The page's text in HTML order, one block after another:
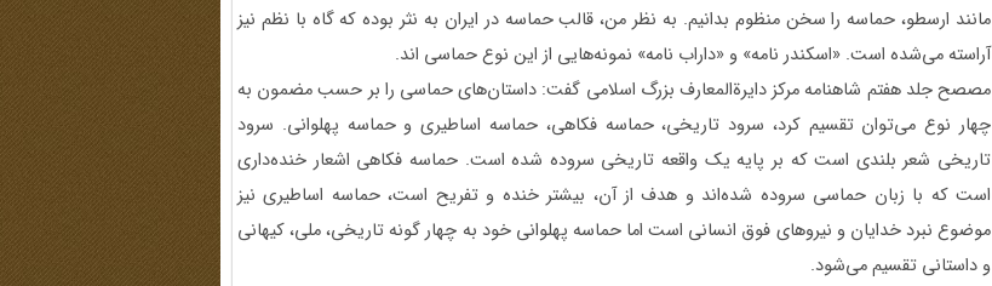
مانند ارسطو، حماسه را سخن منظوم بدانیم. به نظر من، قالب حماسه در ایران به نثر بوده که گاه با نظم نیز
آراسته می‌شده است. «اسکندر نامه» و «داراب نامه» نمونه‌هایی از این نوع حماسی اند.
مصصح جلد هفتم شاهنامه مرکز دایرة‌المعارف بزرگ اسلامی گفت: داستان‌های حماسی را بر حسب مضمون به
چهار نوع می‌توان تقسیم کرد، سرود تاریخی، حماسه فکاهی، حماسه اساطیری و حماسه پهلوانی. سرود
تاریخی شعر بلندی است که بر پایه یک واقعه تاریخی سروده شده است. حماسه فکاهی اشعار خنده‌داری
است که با زبان حماسی سروده شده‌اند و هدف از آن، بیشتر خنده و تفریح است، حماسه اساطیری نیز
موضوع نبرد خدایان و نیروهای فوق انسانی است اما حماسه پهلوانی خود به چهار گونه تاریخی، ملی، کیهانی
و داستانی تقسیم می‌شود.